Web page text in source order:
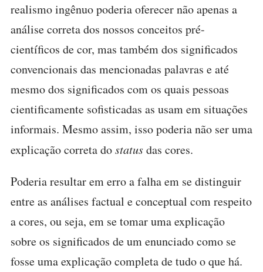
realismo ingênuo poderia oferecer não apenas a
análise correta dos nossos conceitos pré-
científicos de cor, mas também dos significados
convencionais das mencionadas palavras e até
mesmo dos significados com os quais pessoas
cientificamente sofisticadas as usam em situações
informais. Mesmo assim, isso poderia não ser uma
explicação correta dostatusdas cores.
Poderia resultar em erro a falha em se distinguir
entre as análises factual e conceptual com respeito
a cores, ou seja, em se tomar uma explicação
sobre os significados de um enunciado como se
fosse uma explicação completa de tudo o que há.